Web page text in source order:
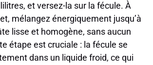
et versez-la sur la fécule. À
mélangez énergiquement jusqu’à
lisse et homogène, sans aucun
étape est cruciale : la fécule se
dans un liquide froid, ce qui